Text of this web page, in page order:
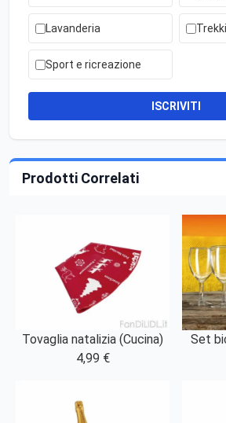
Lavanderia
Sport e ricreazione
ISCRIVITI
Prodotti Correlati
Tovaglia natalizia (Cucina)
4,99 €
Set